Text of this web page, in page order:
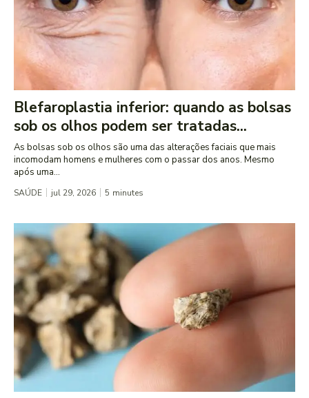
Blefaroplastia inferior: quando as bolsas
sob os olhos podem ser tratadas...
As bolsas sob os olhos são uma das alterações faciais que mais
incomodam homens e mulheres com o passar dos anos. Mesmo
após uma...
SAÚDE jul 29, 2026 5 minutes